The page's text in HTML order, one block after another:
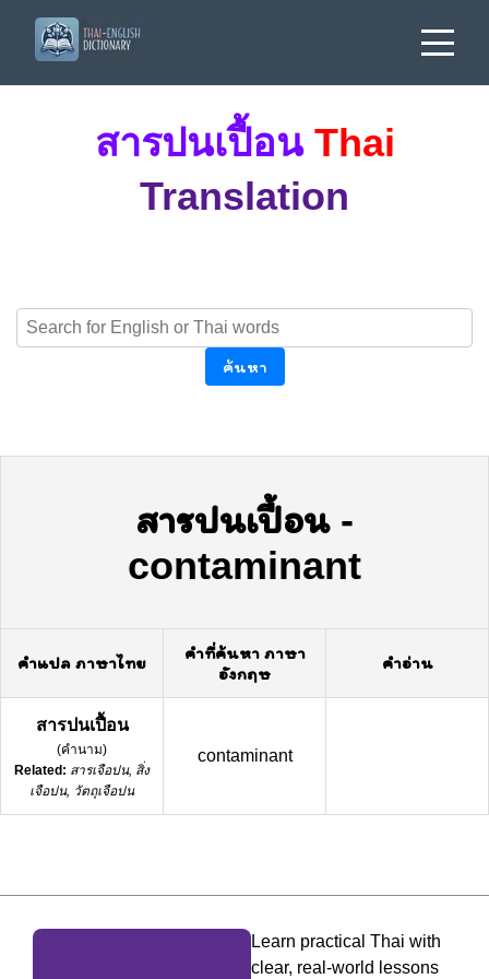
สารปนเปื้อน Thai
Translation
ค้นหา
สารปนเปื้อน-
contaminant
คำแปล ภาษาไทย
คำที่ค้นหา ภาษา
อังกฤษ
คำอ่าน
สารปนเปื้อน
(คำนาม)
Related: สารเจือปน, สิ่ง
เจือปน, วัตถุเจือปน
contaminant
Learn practical Thai with
clear, real-world lessons